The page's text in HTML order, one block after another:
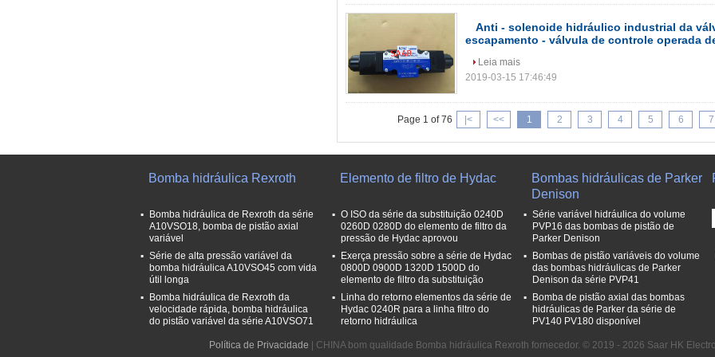
Anti - solenoide hidráulico industrial da
escapamento - válvula de controle operada
Leia mais
2019-03-15 17:46:49
Page 1 of 76 |< << 1 2 3 4 5 6 7
Bomba hidráulica Rexroth
Bomba hidráulica de Rexroth da série
A10VSO18, bomba de pistão axial
variável
Série de alta pressão variável da
bomba hidráulica A10VSO45 com vida
útil longa
Bomba hidráulica de Rexroth da
velocidade rápida, bomba hidráulica
do pistão variável da série A10VSO71
Elemento de filtro de Hydac
O ISO da série da substituição 0240D
0260D 0280D do elemento de filtro da
pressão de Hydac aprovou
Exerça pressão sobre a série de Hydac
0800D 0900D 1320D 1500D do
elemento de filtro da substituição
Linha do retorno elementos da série de
Hydac 0240R para a linha filtro do
retorno hidráulica
Bombas hidráulicas de Parker
Denison
Série variável hidráulica do volume
PVP16 das bombas de pistão de
Parker Denison
Bombas de pistão variáveis do volume
das bombas hidráulicas de Parker
Denison da série PVP41
Bomba de pistão axial das bombas
hidráulicas de Parker da série de
PV140 PV180 disponível
Política de Privacidade | CHINA bom qualidade Bomba hidráulica Rexroth fornecedor. © 2019 - 2026 Saar HK